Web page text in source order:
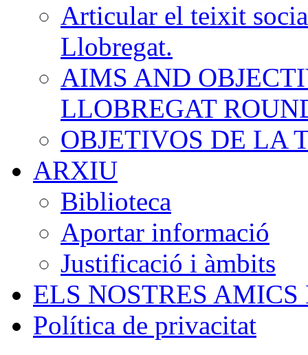
Articular el teixit
Llobregat.
AIMS AND
LLOBREGAT
OBJETIVOS DE LA
ARXIU
Biblioteca
Aportar informació
Justificació i àmbits
ELS NOSTRES
Política de privacitat